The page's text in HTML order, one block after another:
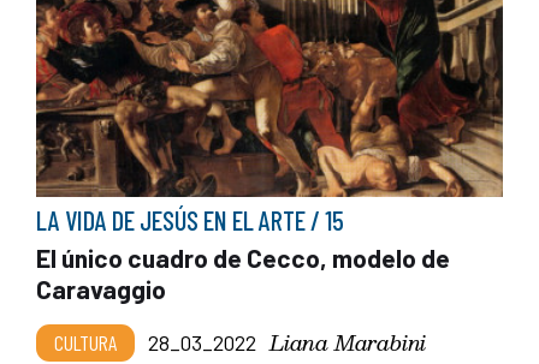
LA VIDA DE JESÚS EN EL ARTE / 15
El único cuadro de Cecco, modelo de
Caravaggio
CULTURA 28_03_2022 Liana Marabini